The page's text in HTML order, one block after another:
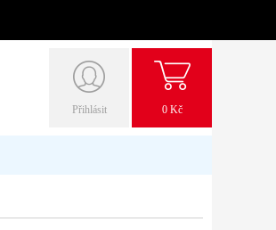
Přihlásit 0 Kč